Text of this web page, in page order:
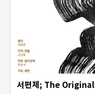
서편제; The Original